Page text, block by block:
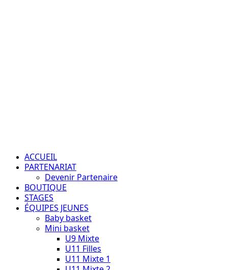
ACCUEIL
PARTENARIAT
Devenir Partenaire
BOUTIQUE
STAGES
ÉQUIPES JEUNES
Baby basket
Mini basket
U9 Mixte
U11 Filles
U11 Mixte 1